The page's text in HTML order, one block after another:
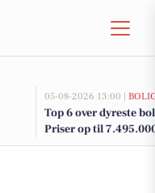
05-08-2026 13:00 |
Top 6 over dyreste
Priser op til